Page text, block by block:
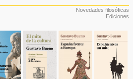
Novedades filosóficas
Ediciones